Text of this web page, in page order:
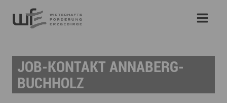
JOB-KONTAKT ANNABERG-
BUCHHOLZ